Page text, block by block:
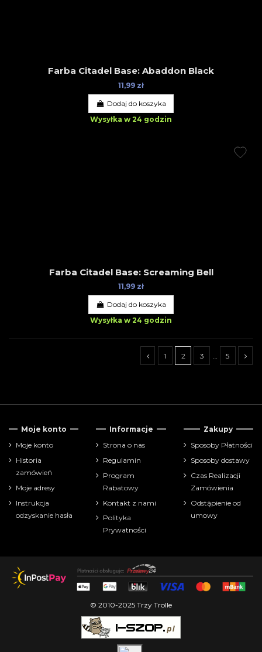
Farba Citadel Base: Abaddon Black
11,99 zł
Dodaj do koszyka
Wysyłka w 24 godzin
Farba Citadel Base: Screaming Bell
11,99 zł
Dodaj do koszyka
Wysyłka w 24 godzin
1 2 3 5
Cena
zł
farbki
Moje konto
Moje konto
Historia
zamówień
Moje adresy
Instrukcja
odzyskanie hasła
Informacje
Strona o nas
Regulamin
Program
Rabatowy
Kontakt z nami
Polityka
Prywatności
Zakupy
Sposoby Płatności
Sposoby dostawy
Czas Realizacji
Zamówienia
Odstąpienie od
umowy
© 2010-2025 Trzy Trolle